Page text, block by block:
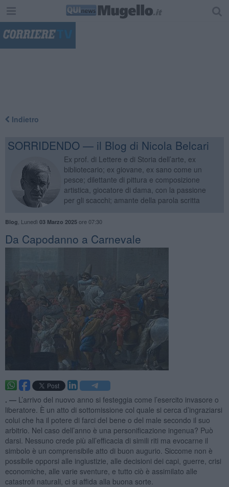
Indietro
SORRIDENDO — il Blog di Nicola Belcari
Ex prof. di Lettere e di Storia dell’arte, ex
bibliotecario; ex giovane, ex sano come un
pesce; dilettante di pittura e composizione
artistica, giocatore di dama, con la passione
per gli scacchi; amante della parola scritta
Blog Lunedì 03 Marzo 2025ore 07:30
Da Capodanno a Carnevale
. — L’arrivo del nuovo anno si festeggia come l’esercito invasore o
liberatore. È un atto di sottomissione col quale si cerca d’ingraziarsi
colui che ha il potere di farci del bene o del male secondo il suo
arbitrio. Nel caso dell’anno è una personificazione ingenua? Può
darsi. Nessuno crede più all’efficacia di simili riti ma evocarne il
simbolo è un comprensibile atto di buon augurio. Siccome non è
possibile opporsi alle ingiustizie, alle decisioni dei capi, guerre, crisi
economiche, alle varie sventure, e tutto ciò è assimilato alle
catastrofi naturali, ci si affida alla buona sorte.